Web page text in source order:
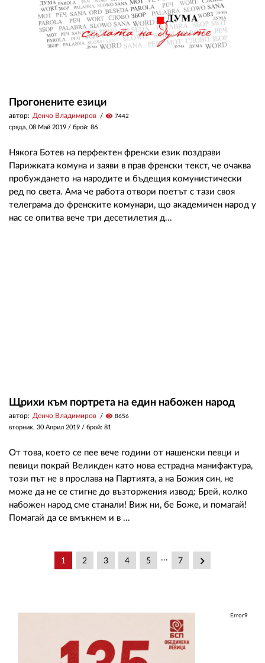
Прогонените езици
автор: Денчо Владимиров visibility 7442
сряда, 08 Май 2019 / брой: 86
Някога Ботев на перфектен френски език поздрави
Парижката комуна и заяви в прав френски текст, че очаква
пробуждането на народите и бъдещия комунистически
ред по света. Ама че работа отвори поетът с тази своя
телеграма до френските комунари, що академичен народ у
нас се опитва вече три десетилетия д...
Щрихи към портрета на един набожен народ
автор: Денчо Владимиров visibility 8656
вторник, 30 Април 2019 / брой: 81
От това, което се пее вече години от нашенски певци и
певици покрай Великден като нова естрадна манифактура,
този път не в прослава на Партията, а на Божия син, не
може да не се стигне до възторжения извод: Брей, колко
набожен народ сме станали! Виж ни, бе Боже, и помагай!
Помагай да се вмъкнем и в ...
1 2 3 4 5 ... 7 keyboard_arrow_right
Error9